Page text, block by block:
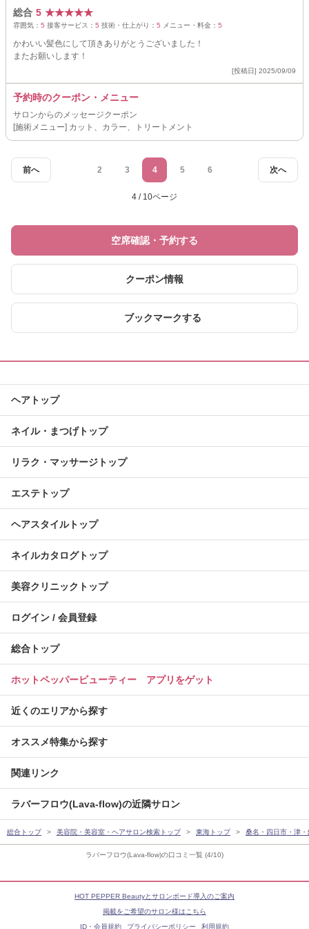
ラバーフロウ(Lava-flow)の口コミ一覧 (4/10)
総合 5 ★★★★★
雰囲気： 5 接客サービス： 5 技術・仕上がり： 5 メニュー・料金： 5
かわいい髪色にして頂きありがとうございました！
またお願いします！
[投稿日] 2025/09/09
予約時のクーポン・メニュー
サロンからのメッセージクーポン
[施術メニュー] カット、カラー、トリートメント
前へ 次へ
2 3 4 5 6
4 / 10ページ
空席確認・予約する
クーポン情報
ブックマークする
ヘアトップ
ネイル・まつげトップ
リラク・マッサージトップ
エステトップ
ヘアスタイルトップ
ネイルカタログトップ
美容クリニックトップ
ログイン / 会員登録
総合トップ
ホットペッパービューティー アプリをゲット
近くのエリアから探す
オススメ特集から探す
関連リンク
ラバーフロウ(Lava-flow)の近隣サロン
総合トップ 美容院・美容室・ヘアサロン検索トップ 東海トップ 桑名・四日市・津
HOT PEPPER Beautyとサロンボード導入のご案内
掲載をご希望のサロン様はこちら
ID・会員規約
プライバシーポリシー 利用規約